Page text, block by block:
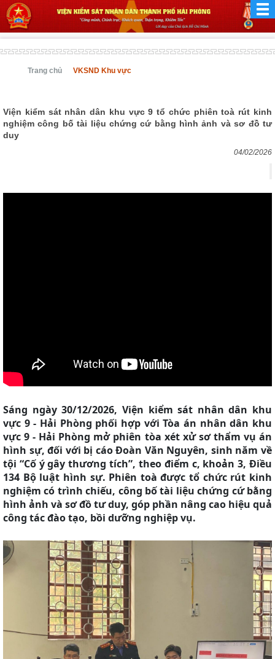
Trang chủ VKSND Khu vực
Viện kiểm sát nhân dân khu vực 9 tổ chức phiên toà rút kinh
nghiệm công bố tài liệu chứng cứ bằng hình ảnh và sơ đồ tư
duy
04/02/2026
Sáng ngày 30/12/2026, Viện kiểm sát nhân dân khu
vực 9 - Hải Phòng phối hợp với Tòa án nhân dân khu
vực 9 - Hải Phòng mở phiên tòa xét xử sơ thẩm vụ án
hình sự, đối với bị cáo Đoàn Văn Nguyên, sinh năm về
tội “Cố ý gây thương tích”, theo điểm c, khoản 3, Điều
134 Bộ luật hình sự. Phiên toà được tổ chức rút kinh
nghiệm có trình chiếu, công bố tài liệu chứng cứ bằng
hình ảnh và sơ đồ tư duy, góp phần nâng cao hiệu quả
công tác đào tạo, bồi dưỡng nghiệp vụ.